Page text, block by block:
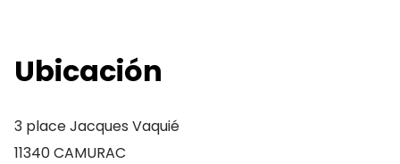
Ubicación
3 place Jacques Vaquié
11340 CAMURAC